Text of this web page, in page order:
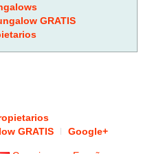
GRATIS
GRATIS
Google+